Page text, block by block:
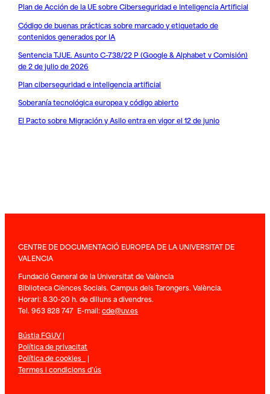
Plan de Acción de la UE sobre Ciberseguridad e Inteligencia Artificial
Código de buenas prácticas sobre marcado y etiquetado de
contenidos generados por IA
Sentencia TJUE. Asunto C-738/22 P (Google & Alphabet v Comisión)
de 2 de julio de 2026
Plan ciberseguridad e inteligencia artificial
Soberanía tecnológica europea y código abierto
El Pacto sobre Migración y Asilo entra en vigor el 12 de junio
CENTRE DE DOCUMENTACIÓ EUROPEA DE LA UNIVERSITAT DE
VALENCIA
Fundació General de la Universitat de València
Biblioteca Ciènces Socials. Campus dels Tarongers. València.
Horari: 8.30-20 h. de dilluns a divendres.
Tel. 963 828 747 E-mail:cde@uv.es
Bústia FGUV|
Política de privacitat
Política de cookies |
Termes i condicions d’ús